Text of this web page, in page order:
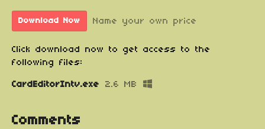
Download Now Name your own price
Click download now to get access to the
following files:
CardEditorIntv.exe 2.6 MB
Comments